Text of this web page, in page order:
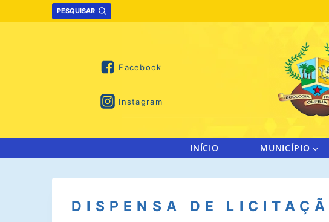
to
PESQUISAR
Facebook
Instagram
INÍCIO MUNICÍPIO
DISPENSA DE